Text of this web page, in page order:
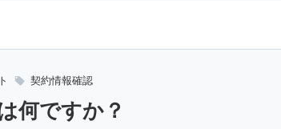
契約情報確認
何ですか？